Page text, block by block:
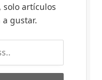
solo artículos
gustar.